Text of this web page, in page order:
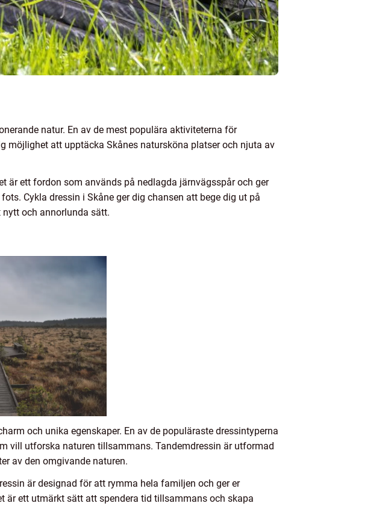
natur. En av de mest populära aktiviteterna för
möjlighet att upptäcka Skånes natursköna platser och njuta av
är ett fordon som används på nedlagda järnvägsspår och ger
Cykla dressin i Skåne ger dig chansen att bege dig ut på
och annorlunda sätt.
och unika egenskaper. En av de populäraste dressintyperna
vill utforska naturen tillsammans. Tandemdressin är utformad
av den omgivande naturen.
är designad för att rymma hela familjen och ger er
är ett utmärkt sätt att spendera tid tillsammans och skapa